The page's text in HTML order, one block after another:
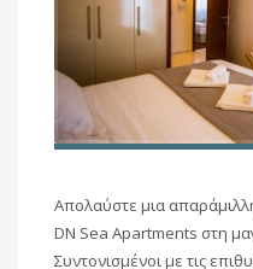
Απολαύστε μια
DN Sea Apartments στη
Συντονισμένοι με τις